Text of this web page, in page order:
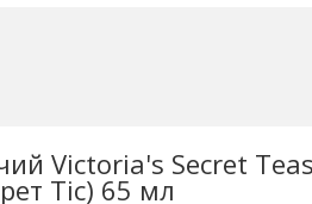
Victoria's Secret
Тіс) 65 мл